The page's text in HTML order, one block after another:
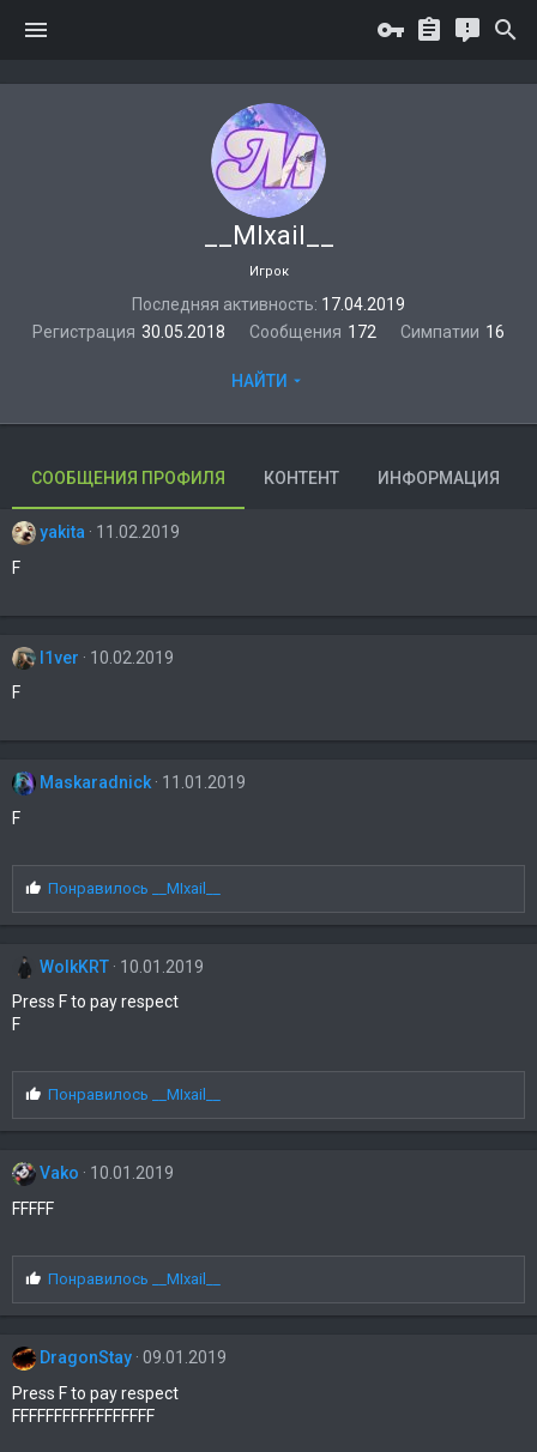
__MIxail__
Игрок
Последняя активность 17.04.2019
Регистрация 30.05.2018 Сообщения 172 Симпатии 16
НАЙТИ
СООБЩЕНИЯ ПРОФИЛЯ КОНТЕНТ ИНФОРМАЦИЯ
yakita
11.02.2019
F
l1ver
10.02.2019
F
Maskaradnick
11.01.2019
F
С
и
м
а
т
Понравилось __MIxail__
WolkKRT
10.01.2019
Press F to pay respect
F
С
и
м
а
т
Понравилось __MIxail__
Vako
10.01.2019
FFFFF
С
и
м
а
и
Понравилось __MIxail__
DragonStay 09.01.2019
Press F to pay respect
FFFFFFFFFFFFFFFFF